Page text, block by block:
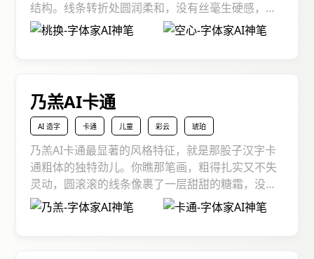
结构。线条转折处圆润柔和，没有丝毫生硬感，整
体给人一种轻盈、通透又不失雅致的感觉。这种风
品，桃换AI空心字体都能轻松hold住，为你的作品
增添一抹独特的艺术韵味。
乃羔AI卡通
AI 造字 卡通 儿童 彩云 琥珀
乃羔AI卡通最显著的风格特征，就是那股子汉字卡
通粗体的独特劲儿。你瞧那笔画，粗得扎实又不失
灵动，圆滚滚的线条像裹了一层甜甜的糖霜，没有
一丝生硬感。每个汉字都像被注入了生命力，胖乎
乎的模样自带萌点，让人看了就忍不住嘴角上扬。